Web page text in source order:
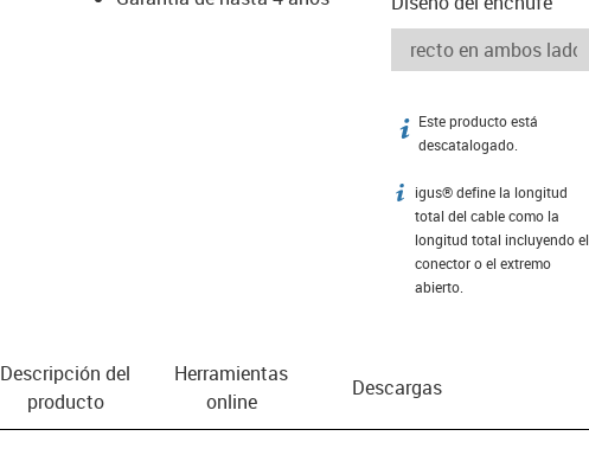
igus-icon-info
Este producto está
descatalogado.
igus-icon-info
igus® define la longitud
total del cable como la
longitud total incluyendo el
conector o el extremo
abierto.
Descripción del
producto
Herramientas
online
Descargas